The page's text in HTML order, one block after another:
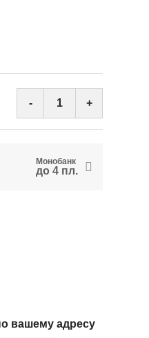
- +
Монобанк
до 4 пл.
вашему адресу